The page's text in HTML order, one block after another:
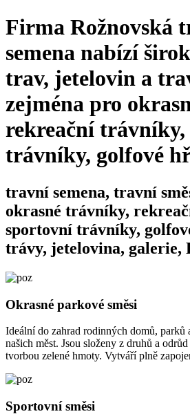
Firma Rožnovská
semena nabízí
trav, jetelovin a
zejména pro
rekreační
trávníky, golfové
travní semena, travní
okrasné trávníky,
sportovní trávníky,
trávy, jetelovina, galerie,
Okrasné parkové směsi
Ideální do zahrad rodinných domů, parků
našich měst. Jsou složeny z druhů a
tvorbou zelené hmoty. Vytváří plně
Sportovní směsi